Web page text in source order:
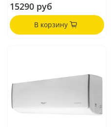
15290 руб
В корзину